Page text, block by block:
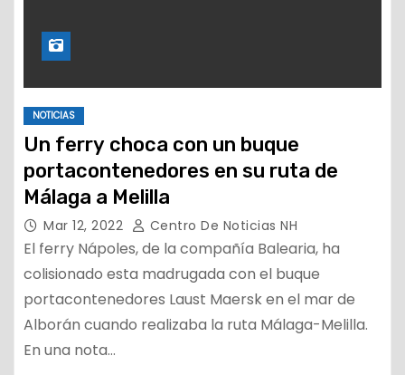
NOTICIAS
Un ferry choca con un buque
portacontenedores en su ruta de
Málaga a Melilla
Mar 12, 2022 Centro De Noticias NH
El ferry Nápoles, de la compañía Balearia, ha
colisionado esta madrugada con el buque
portacontenedores Laust Maersk en el mar de
Alborán cuando realizaba la ruta Málaga-Melilla.
En una nota…